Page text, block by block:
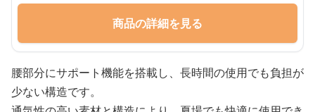
商品の詳細を見る
腰部分にサポート機能を搭載し、長時間の使用でも負担が
少ない構造です。